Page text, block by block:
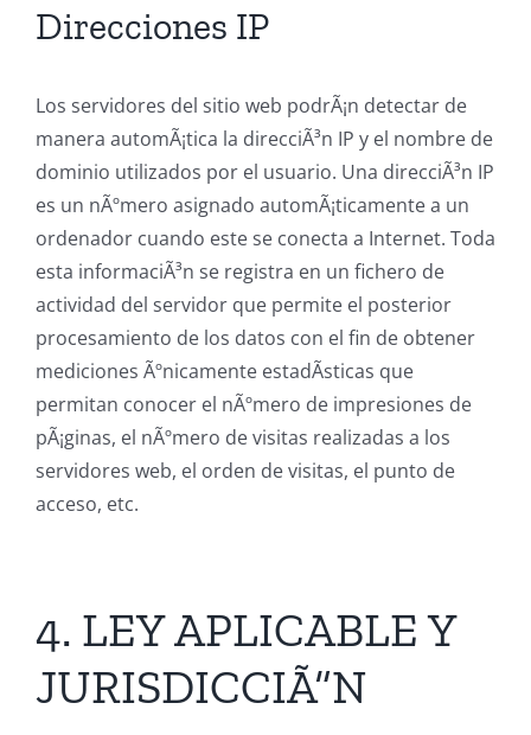
Direcciones IP
Los servidores del sitio web podrÃ¡n detectar de
manera automÃ¡tica la direcciÃ³n IP y el nombre de
dominio utilizados por el usuario. Una direcciÃ³n IP
es un nÃºmero asignado automÃ¡ticamente a un
ordenador cuando este se conecta a Internet. Toda
esta informaciÃ³n se registra en un fichero de
actividad del servidor que permite el posterior
procesamiento de los datos con el fin de obtener
mediciones Ãºnicamente estadÃ­sticas que
permitan conocer el nÃºmero de impresiones de
pÃ¡ginas, el nÃºmero de visitas realizadas a los
servidores web, el orden de visitas, el punto de
acceso, etc.
4. LEY APLICABLE Y
JURISDICCIÃ“N